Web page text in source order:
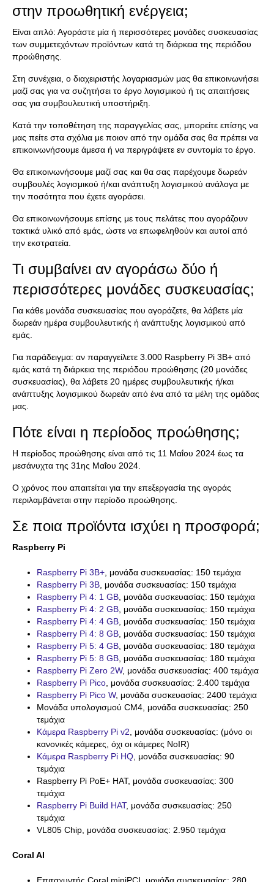
στην προωθητική ενέργεια;
Είναι απλό: Αγοράστε μία ή περισσότερες μονάδες συσκευασίας
των συμμετεχόντων προϊόντων κατά τη διάρκεια της περιόδου
προώθησης.
Στη συνέχεια, ο διαχειριστής λογαριασμών μας θα επικοινωνήσει
μαζί σας για να συζητήσει το έργο λογισμικού ή τις απαιτήσεις
σας για συμβουλευτική υποστήριξη.
Κατά την τοποθέτηση της παραγγελίας σας, μπορείτε επίσης να
μας πείτε στα σχόλια με ποιον από την ομάδα σας θα πρέπει να
επικοινωνήσουμε άμεσα ή να περιγράψετε εν συντομία το έργο.
Θα επικοινωνήσουμε μαζί σας και θα σας παρέχουμε δωρεάν
συμβουλές λογισμικού ή/και ανάπτυξη λογισμικού ανάλογα με
την ποσότητα που έχετε αγοράσει.
Θα επικοινωνήσουμε επίσης με τους πελάτες που αγοράζουν
τακτικά υλικό από εμάς, ώστε να επωφεληθούν και αυτοί από
την εκστρατεία.
Τι συμβαίνει αν αγοράσω δύο ή
περισσότερες μονάδες συσκευασίας;
Για κάθε μονάδα συσκευασίας που αγοράζετε, θα λάβετε μία
δωρεάν ημέρα συμβουλευτικής ή ανάπτυξης λογισμικού από
εμάς.
Για παράδειγμα: αν παραγγείλετε 3.000 Raspberry Pi 3B+ από
εμάς κατά τη διάρκεια της περιόδου προώθησης (20 μονάδες
συσκευασίας), θα λάβετε 20 ημέρες συμβουλευτικής ή/και
ανάπτυξης λογισμικού δωρεάν από ένα από τα μέλη της ομάδας
μας.
Πότε είναι η περίοδος προώθησης;
Η περίοδος προώθησης είναι από τις 11 Μαΐου 2024 έως τα
μεσάνυχτα της 31ης Μαΐου 2024.
Ο χρόνος που απαιτείται για την επεξεργασία της αγοράς
περιλαμβάνεται στην περίοδο προώθησης.
Σε ποια προϊόντα ισχύει η προσφορά;
Raspberry Pi
Raspberry Pi 3B+, μονάδα συσκευασίας: 150 τεμάχια
Raspberry Pi 3B, μονάδα συσκευασίας: 150 τεμάχια
Raspberry Pi 4: 1 GB, μονάδα συσκευασίας: 150 τεμάχια
Raspberry Pi 4: 2 GB, μονάδα συσκευασίας: 150 τεμάχια
Raspberry Pi 4: 4 GB, μονάδα συσκευασίας: 150 τεμάχια
Raspberry Pi 4: 8 GB, μονάδα συσκευασίας: 150 τεμάχια
Raspberry Pi 5: 4 GB, μονάδα συσκευασίας: 180 τεμάχια
Raspberry Pi 5: 8 GB, μονάδα συσκευασίας: 180 τεμάχια
Raspberry Pi Zero 2W, μονάδα συσκευασίας: 400 τεμάχια
Raspberry Pi Pico, μονάδα συσκευασίας: 2.400 τεμάχια
Raspberry Pi Pico W, μονάδα συσκευασίας: 2400 τεμάχια
Μονάδα υπολογισμού CM4, μονάδα συσκευασίας: 250
τεμάχια
Κάμερα Raspberry Pi v2, μονάδα συσκευασίας: (μόνο οι
κανονικές κάμερες, όχι οι κάμερες NoIR)
Κάμερα Raspberry Pi HQ, μονάδα συσκευασίας: 90
τεμάχια
Raspberry Pi PoE+ HAT, μονάδα συσκευασίας: 300
τεμάχια
Raspberry Pi Build HAT, μονάδα συσκευασίας: 250
τεμάχια
VL805 Chip, μονάδα συσκευασίας: 2.950 τεμάχια
Coral AI